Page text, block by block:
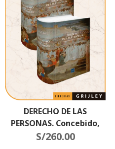
DERECHO DE LAS
PERSONAS. Concebido,
Personas Naturales. 2
S/260.00